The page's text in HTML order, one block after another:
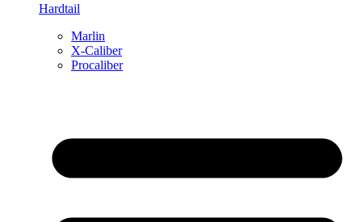
Hardtail
Marlin
X-Caliber
Procaliber